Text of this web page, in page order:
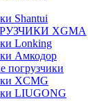
Shantui
XGMA
Lonking
Амкодор
погрузчики
XCMG
LIUGONG